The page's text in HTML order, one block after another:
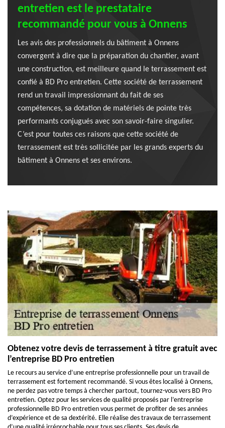
entretien est le prestataire
recommandé pour vous à Onnens
Les avis des professionnels du bâtiment à Onnens
convergent à dire que la préparation du chantier, avant
une construction, est meilleure quand le terrassement est
confié à BD Pro entretien. Cette société de terrassement
rend un travail impressionnant du fait de ses
compétences, sa dotation de matériels de pointe très
performants conjugués avec son savoir-faire singulier.
C’est pour toutes ces raisons que cette société de
terrassement est très sollicitée par les grands experts du
bâtiment à Onnens et ses environs.
Obtenez votre devis de terrassement à titre gratuit avec
l’entreprise BD Pro entretien
Le recours au service d’une entreprise professionnelle pour un travail de
terrassement est fortement recommandé. Si vous êtes localisé à Onnens,
ne perdez pas votre temps à chercher partout, tournez-vous vers BD Pro
entretien. Optez pour les services de qualité proposés par l’entreprise
professionnelle BD Pro entretien vous permet de profiter de ses années
d’expérience et de sa dextérité. Elle réalise des travaux de terrassement